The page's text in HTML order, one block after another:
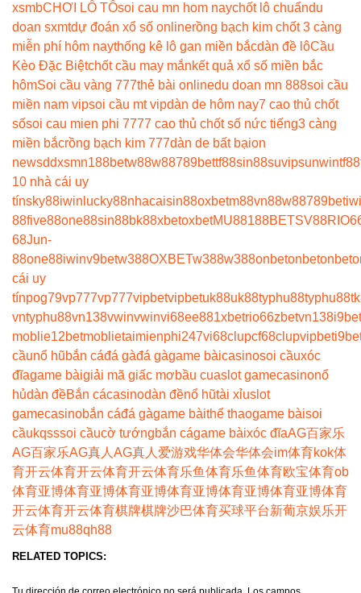
xsmbCHƠI LÔ TÔsoi cau mn hom naychốt lô chuẩndu
doan sxmtdự đoán xổ số onlinerồng bạch kim chốt 3 càng
miễn phí hôm naythống kê lô gan miền bắcdàn đề lôCầu
Kèo Đặc Biệtchốt cầu may mắnkết quả xổ số miền bắc
hômSoi cầu vàng 777thẻ bài onlinedu doan mn 888soi cầu
miền nam vipsoi cầu mt vipdàn de hôm nay7 cao thủ chốt
sốsoi cau mien phi 7777 cao thủ chốt số nức tiếng3 càng
miền bắcrồng bạch kim 777dàn de bất bạion
newsddxsmn188betw88w88789bettf88sin88suvipsunwintf88
10 nhà cái uy
tínsky88iwin lucky88nhacaisin88oxbetm88vn88w88789bet
88five88one88sin88bk88xbetoxbetMU88188BETSV88
68Jun-
88one88iwinv9betw388OXBETw388w388onbetonbetonbet
cái uy
tínpog79vp777vp777vipbetvipbetuk88uk88typhu88typhu88
vntyphu88vn138vwinvwinvi68ee881xbetrio66zbetvn138
moblie12betmoblietaimienphi247vi68clupcf68clupvipbet
cầunổ hũbắn cáđá gàđá gàgame bàicasinosoi cầuxóc
đĩagame bàigiải mã giấc mơbầu cuaslot gamecasinonổ
hủdàn đềBắn cácasinodàn đềnổ hũtài xỉuslot
gamecasinobắn cáđá gàgame bàithể thaogame bàisoi
cầukqsssoi cầucờ tướngbắn cágame bàixóc đĩaAG百家乐
AG百家乐AG真人 AG真人 爱游戏华体会华体会im体育kok体
育开云体育开云体育开云体育乐鱼体育乐鱼体育欧宝体育ob
体育亚博体育亚博体育亚博体育亚博体育亚博体育亚博体育
开云体育开云体育棋牌棋牌沙巴体育买球平台新葡京娱乐开
云体育mu88qh88
RELATED TOPICS: